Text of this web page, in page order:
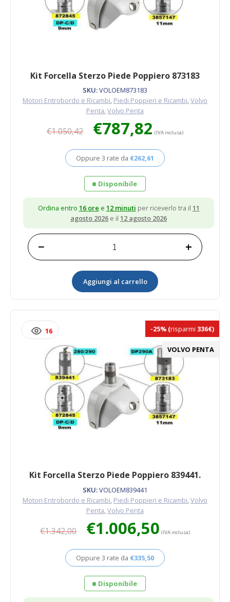
Kit Forcella Sterzo Piede Poppiero 873183
SKU:VOLOEM873183
Motori Entrobordo e Ricambi, Piedi Poppieri e Ricambi,Volvo
Penta,Volvo Penta
€1.050,42
prezzo
era:
€1.050,42.
€787,82 prezzo
è:
€787,82.
(IVA inclusa)
Oppure 3 rate da €262,61
Disponibile
Ordina entro 16 ore e 12 minuti per riceverlo tra il 11
agosto 2026 e il 12 agosto 2026
Kit
Forcella
quantità
− +
Aggiungi al carrello
VOLVO PENTA
-25% (risparmi 336€)
Kit Forcella Sterzo Piede Poppiero 839441.
SKU:VOLOEM839441
Motori Entrobordo e Ricambi Piedi Poppieri e Ricambi Volvo
Penta Volvo Penta
€1.342,00
prezzo
era:
€1.342,00.
€1.006,50prezzo
è:
€1.006,50.
(IVA inclusa)
Oppure 3 rate da €335,50
16
Disponibile